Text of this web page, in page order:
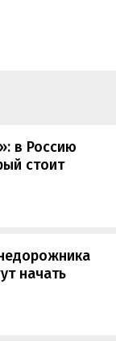
в Россию
стоит
начать